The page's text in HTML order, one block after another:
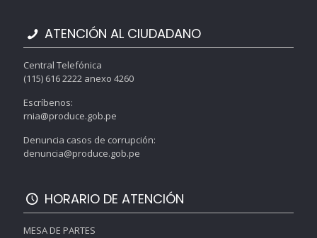
ATENCIÓN AL CIUDADANO
Central Telefónica
(115) 616 2222 anexo 4260
Escríbenos:
rnia@produce.gob.pe
Denuncia casos de corrupción:
denuncia@produce.gob.pe
HORARIO DE ATENCIÓN
MESA DE PARTES